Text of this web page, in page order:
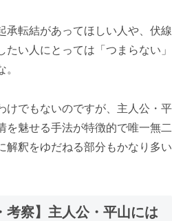
承転結があってほしい人や、伏線
い人にとっては「つまらない」
けでもないのですが、主人公・平
を魅せる手法が特徴的で唯一無二
解釈をゆだねる部分もかなり多い
考察】主人公・平山には